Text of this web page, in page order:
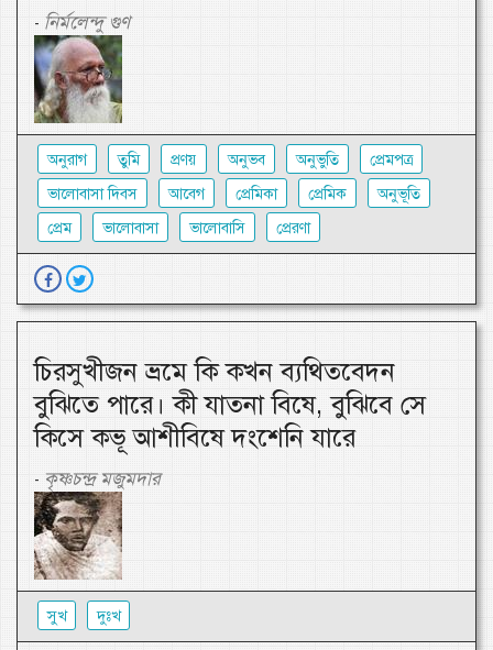
- নির্মলেন্দু গুণ
অনুরাগ তুমি প্রণয় অনুভব অনুভুতি
প্রেমপত্র
ভালোবাসা দিবস
আবেগ প্রেমিকা প্রেমিক
অনুভূতি
প্রেম
ভালোবাসা ভালোবাসি প্রেরণা
চিরসুখীজন ভ্রমে কি কখন ব্যথিতবেদন
বুঝিতে পারে। কী যাতনা বিষে, বুঝিবে সে
কিসে কভূ আশীবিষে দংশেনি যারে
- কৃষ্ণচন্দ্র মজুমদার
সুখ দুঃখ